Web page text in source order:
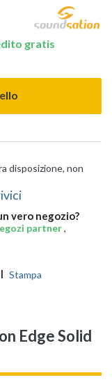
gratis
disposizione, non
vero negozio?
partner,
Stampa
Edge Solid